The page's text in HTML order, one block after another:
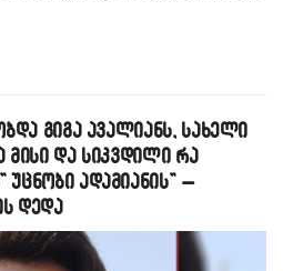
გიგა ავალიანს, სახელი
მისი და სიკვდილი რა
უცნობი ადამიანის” –
დედა